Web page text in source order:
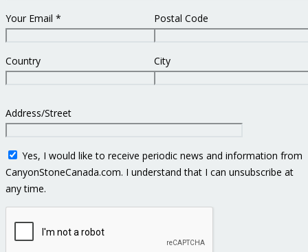
Your Email *
Country
Postal Code
City
Address/Street
Yes, I would like to receive periodic news and information from
CanyonStoneCanada.com. I understand that I can unsubscribe at
any time.